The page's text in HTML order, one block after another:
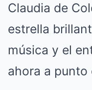
Claudia de
estrella
música y el
ahora a punto